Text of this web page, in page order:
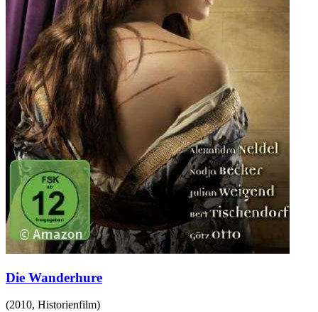
Die Wanderhure
(2010, Historienfilm)